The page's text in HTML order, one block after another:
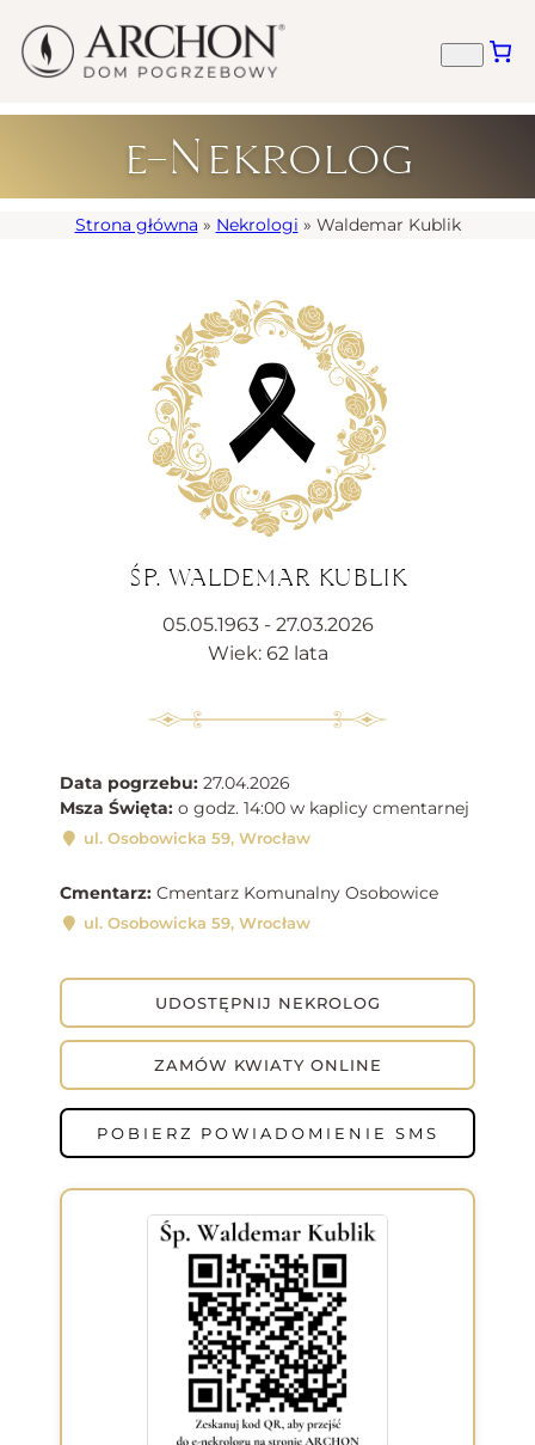
e-Nekrolog
Strona główna » Nekrologi » Waldemar Kublik
ŚP. WALDEMAR KUBLIK
05.05.1963 - 27.03.2026
Wiek: 62 lata
Data pogrzebu: 27.04.2026
Msza Święta: o godz. 14:00 w kaplicy cmentarnej
ul. Osobowicka 59, Wrocław
Cmentarz: Cmentarz Komunalny Osobowice
ul. Osobowicka 59, Wrocław
UDOSTĘPNIJ NEKROLOG
ZAMÓW KWIATY ONLINE
POBIERZ POWIADOMIENIE SMS